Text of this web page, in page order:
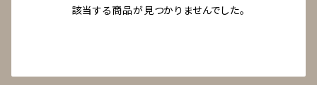
該当する商品が見つかりませんでした。